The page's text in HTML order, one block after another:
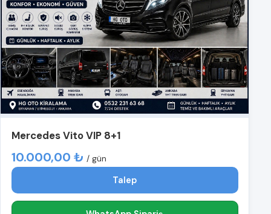
Mercedes Vito VIP 8+1
10.000,00 ₺ / gün
Talep